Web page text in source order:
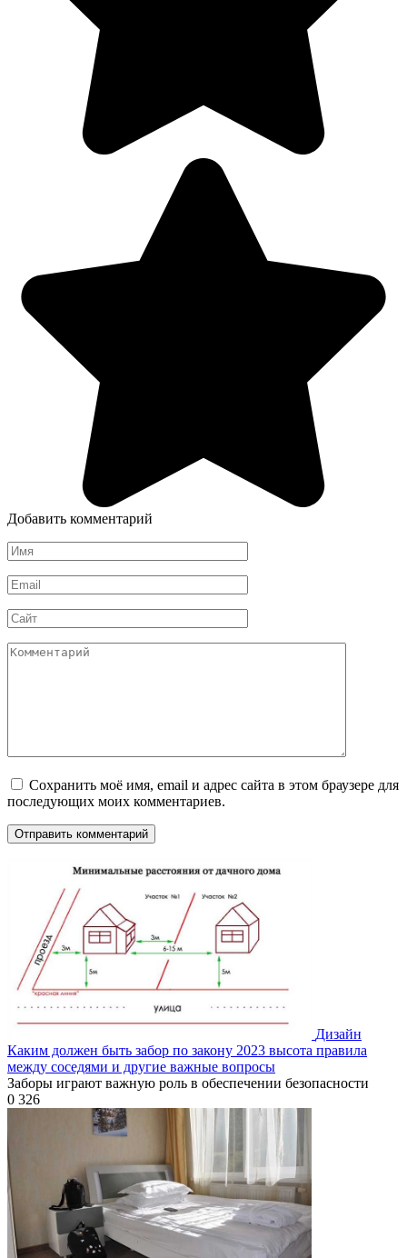
Добавить комментарий
Имя
*
Email
*
Сайт
Комментарий
Сохранить моё имя, email и адрес сайта в этом браузере для
последующих моих комментариев.
Дизайн
Каким должен быть забор по закону 2023 высота правила
между соседями и другие важные вопросы
Заборы играют важную роль в обеспечении безопасности
0 326